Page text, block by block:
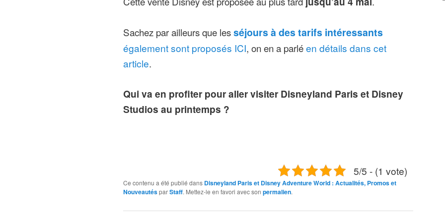
Sachez par ailleurs que lesséjours à des tarifs intéressants
également sont proposés ICI, on en a parléen détails dans cet
article.
Qui va en profiter pour aller visiter Disneyland Paris et Disney
Studios au printemps ?
5/5 - (1 vote)
Ce contenu a été publié dans Disneyland Paris et Disney Adventure World : Actualités, Promos et
NouveautésparStaff. Mettez-le en favori avec son permalien.